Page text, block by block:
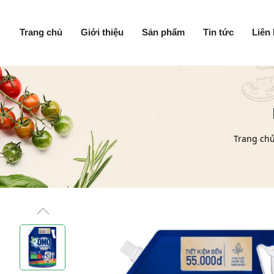
Trang chủ Giới thiệu Sản phẩm Tin tức Liên
Trang